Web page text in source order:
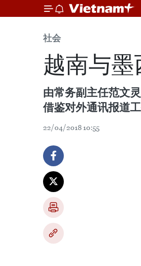
社会
越南与
由常务副主任范文
借鉴对外通讯报道工
22/04/2018 10:55